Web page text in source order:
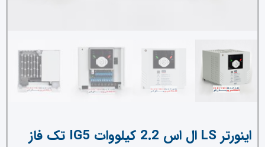
اینورتر LS ال اس 2.2 کیلووات IG5 تک فاز